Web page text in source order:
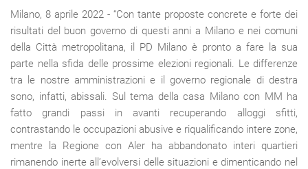
Milano, 8 aprile 2022 - “Con tante proposte concrete e forte dei
risultati del buon governo di questi anni a Milano e nei comuni
della Città metropolitana, il PD Milano è pronto a fare la sua
parte nella sfida delle prossime elezioni regionali. Le differenze
tra le nostre amministrazioni e il governo regionale di destra
sono, infatti, abissali. Sul tema della casa Milano con MM ha
fatto grandi passi in avanti recuperando alloggi sfitti,
contrastando le occupazioni abusive e riqualificando intere zone,
mentre la Regione con Aler ha abbandonato interi quartieri
rimanendo inerte all’evolversi delle situazioni e dimenticando nel